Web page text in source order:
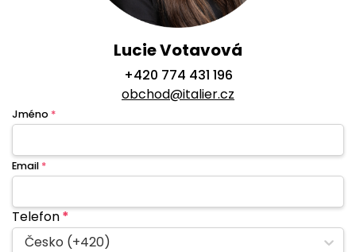
Lucie Votavová
+420 774 431 196
obchod@italier.cz
Jméno *
Email *
Telefon*
Česko (+420)